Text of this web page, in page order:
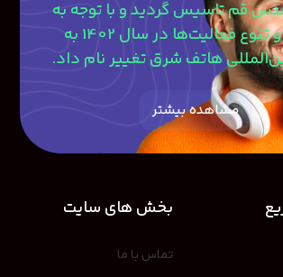
قم تاسیس گردید و با توجه به
گسترش و تنوع فعالیت‌ها در سال 1402 به
هاتف شرق تغییر نام داد.
مشاهده بیشتر
بخش های سایت
تماس با ما